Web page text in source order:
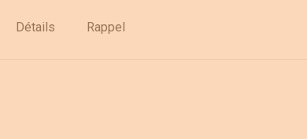
Détails Rappel